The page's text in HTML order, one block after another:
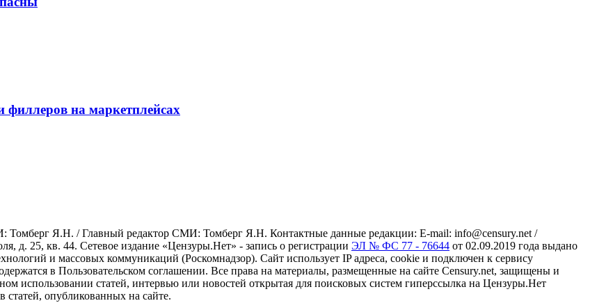
филлеров на маркетплейсах
Томберг Я.Н. / Главный редактор СМИ: Томберг Я.Н. Контактные данные редакции: E-mail: info@censury.net /
д. 25, кв. 44. Сетевое издание «Цензуры.Нет» - запись о регистрации ЭЛ № ФС 77 - 76644 от 02.09.2019 года выдано
и массовых коммуникаций (Роскомнадзор). Сайт использует IP адреса, cookie и подключен к сервису
в Пользовательском соглашении. Все права на материалы, размещенные на сайте Censury.net, защищены и
использовании статей, интервью или новостей открытая для поисковых систем гиперссылка на Цензуры.Нет
статей, опубликованных на сайте.